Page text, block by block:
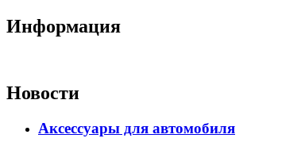
Информация
Новости
Аксессуары для автомобиля